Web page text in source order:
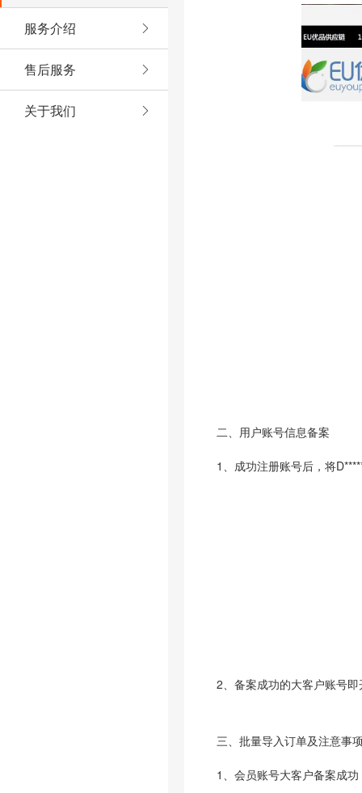
服务介绍
售后服务
关于我们
二、用户账号信息备案
1、成功注册账号后，将
2、备案成功的大客户账号
三、批量导入订单及注意事
1、会员账号大客户备案成